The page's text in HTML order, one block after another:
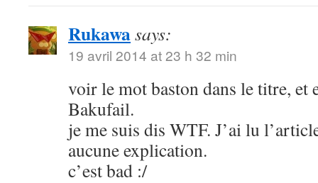
Rukawasays:
19 avril 2014 at 23 h 32 min
voir le mot baston dans le titre, et
Bakufail.
je me suis dis WTF. J’ai lu
aucune explication.
c’est bad :/